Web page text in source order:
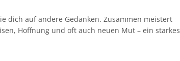
dich auf andere Gedanken. Zusammen meistert
Hoffnung und oft auch neuen Mut – ein starkes